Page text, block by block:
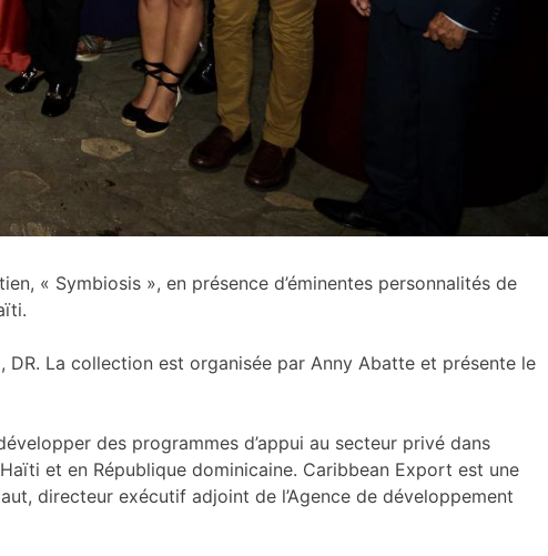
« Symbiosis », en présence d’éminentes personnalités de
La collection est organisée par Anny Abatte et présente le
des programmes d’appui au secteur privé dans
et en République dominicaine. Caribbean Export est une
directeur exécutif adjoint de l’Agence de développement